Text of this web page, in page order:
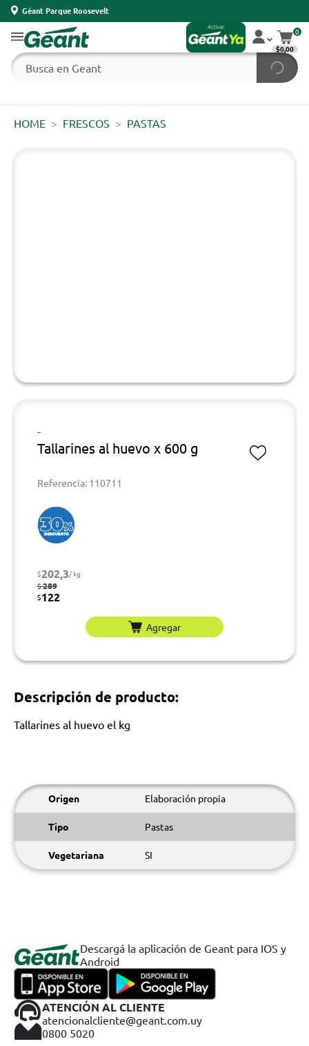
Géant Parque Roosevelt
0
$0,00
HOME FRESCOS PASTAS
-
Tallarines al huevo x 600 g
Referencia: 110711
$202,3/ kg
$289
$122
Agregar
Descripción de producto:
Tallarines al huevo el kg
Origen Elaboración propia
Tipo Pastas
Vegetariana SI
Descargá la aplicación de Geant para IOS y
Android
ATENCIÓN AL CLIENTE
atencionalcliente@geant.com.uy
0800 5020